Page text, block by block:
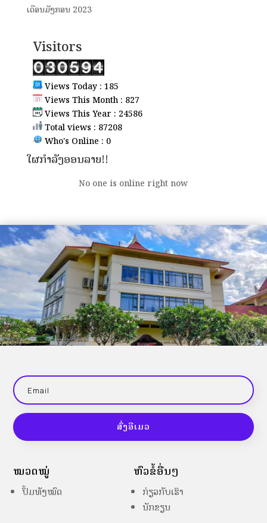
ເດືອນມັງກອນ 2023
Visitors
Views Today : 185
Views This Month : 827
Views This Year : 24586
Total views : 87208
Who's Online : 0
ໃຜກຳລັງອອນລາຍ!!
No one is online right now
ສົ່ງອີເມວ
ໝວດໝູ່
ປຶ້ມທັງໝົດ
ຫົວຂໍ້ອື່ນໆ
ກ່ຽວກັບເຮົາ
ນັກຂຽນ